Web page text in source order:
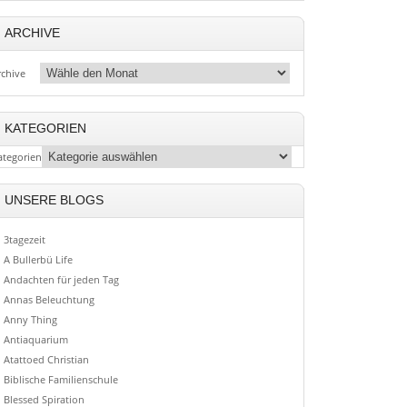
ARCHIVE
KATEGORIEN
UNSERE BLOGS
3tagezeit
A Bullerbü Life
Andachten für jeden Tag
Annas Beleuchtung
Anny Thing
Antiaquarium
Atattoed Christian
Biblische Familienschule
Blessed Spiration